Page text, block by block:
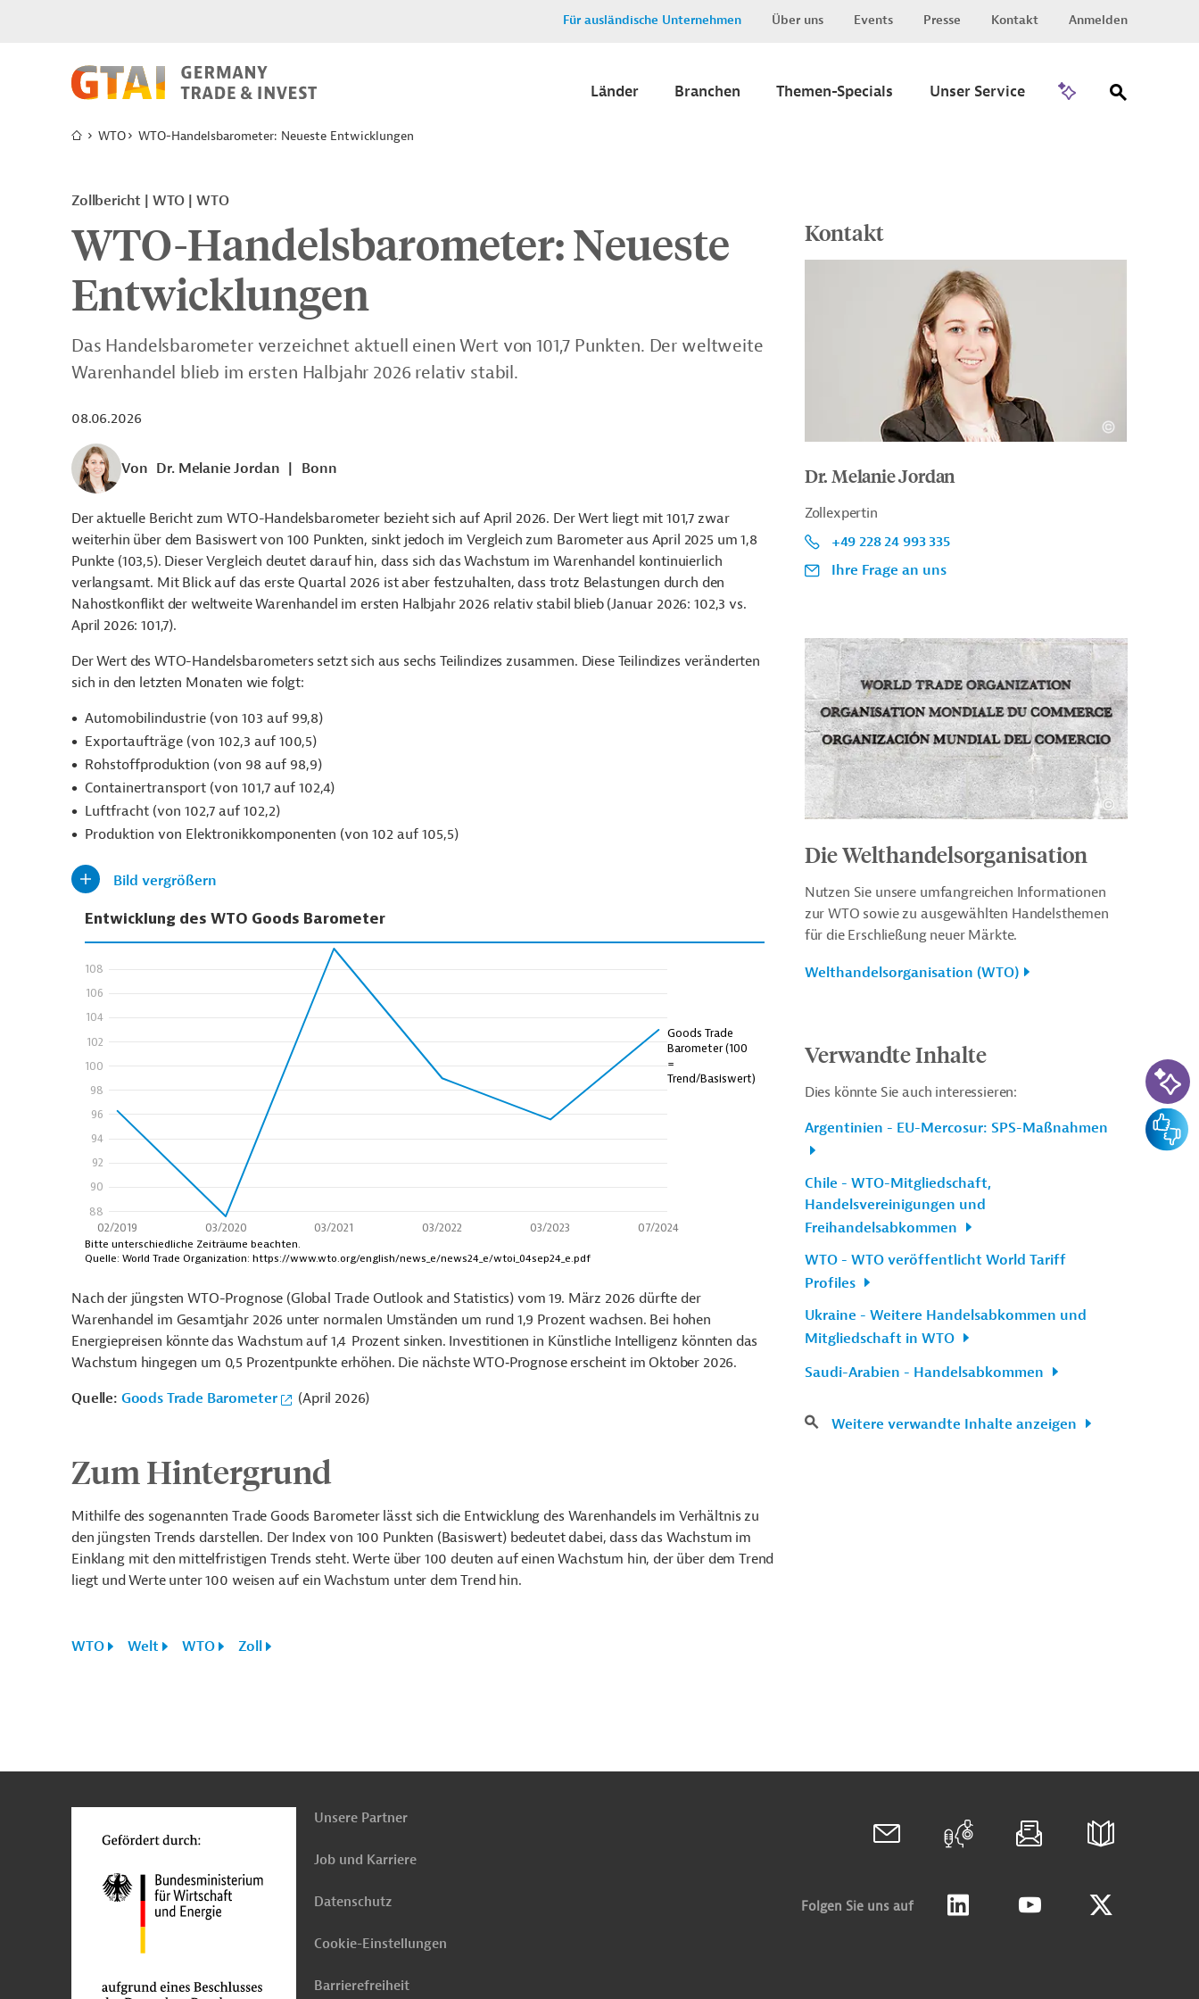
Für ausländische Unternehmen Über uns Events Presse Kontakt Anmelden
Länder Branchen Themen-Specials Unser Service
WTO WTO-Handelsbarometer: Neueste Entwicklungen
Zollbericht WTO WTO
WTO-Handelsbarometer: Neueste
Entwicklungen
Das Handelsbarometer verzeichnet aktuell einen Wert von 101,7 Punkten. Der weltweite
Warenhandel blieb im ersten Halbjahr 2026 relativ stabil.
08.06.2026
Von Dr. Melanie Jordan Bonn
Der aktuelle Bericht zum WTO-Handelsbarometer bezieht sich auf April 2026. Der Wert liegt mit 101,7 zwar
weiterhin über dem Basiswert von 100 Punkten, sinkt jedoch im Vergleich zum Barometer aus April 2025 um 1,8
Punkte (103,5). Dieser Vergleich deutet darauf hin, dass sich das Wachstum im Warenhandel kontinuierlich
verlangsamt. Mit Blick auf das erste Quartal 2026 ist aber festzuhalten, dass trotz Belastungen durch den
Nahostkonflikt der weltweite Warenhandel im ersten Halbjahr 2026 relativ stabil blieb (Januar 2026: 102,3 vs.
April 2026: 101,7).
Der Wert des WTO-Handelsbarometers setzt sich aus sechs Teilindizes zusammen. Diese Teilindizes veränderten
sich in den letzten Monaten wie folgt:
Automobilindustrie (von 103 auf 99,8)
Exportaufträge (von 102,3 auf 100,5)
Rohstoffproduktion (von 98 auf 98,9)
Containertransport (von 101,7 auf 102,4)
Luftfracht (von 102,7 auf 102,2)
Produktion von Elektronikkomponenten (von 102 auf 105,5)
Bild vergrößern
Nach der jüngsten WTO-Prognose (Global Trade Outlook and Statistics) vom 19. März 2026 dürfte der
Warenhandel im Gesamtjahr 2026 unter normalen Umständen um rund 1,9 Prozent wachsen. Bei hohen
Energiepreisen könnte das Wachstum auf 1,4 Prozent sinken. Investitionen in Künstliche Intelligenz könnten das
Wachstum hingegen um 0,5 Prozentpunkte erhöhen. Die nächste WTO‑Prognose erscheint im Oktober 2026.
Quelle: Goods Trade Barometer (April 2026)
Zum Hintergrund
Mithilfe des sogenannten Trade Goods Barometer lässt sich die Entwicklung des Warenhandels im Verhältnis zu
den jüngsten Trends darstellen. Der Index von 100 Punkten (Basiswert) bedeutet dabei, dass das Wachstum im
Einklang mit den mittelfristigen Trends steht. Werte über 100 deuten auf einen Wachstum hin, der über dem Trend
liegt und Werte unter 100 weisen auf ein Wachstum unter dem Trend hin.
WTO Welt WTO Zoll
Kontakt
Dr. Melanie Jordan
Zollexpertin
+49 228 24 993 335
Ihre Frage an uns
Die Welthandelsorganisation
Nutzen Sie unsere umfangreichen Informationen
zur WTO sowie zu ausgewählten Handelsthemen
für die Erschließung neuer Märkte.
Welthandelsorganisation (WTO)
Verwandte Inhalte
Dies könnte Sie auch interessieren:
Argentinien - EU-Mercosur: SPS-Maßnahmen
Chile - WTO-Mitgliedschaft,
Handelsvereinigungen und
Freihandelsabkommen
WTO - WTO veröffentlicht World Tariff
Profiles
Ukraine - Weitere Handelsabkommen und
Mitgliedschaft in WTO
Saudi-Arabien - Handelsabkommen
Weitere verwandte Inhalte anzeigen
oben
Unsere Partner
Job und Karriere
Datenschutz
Cookie-Einstellungen
Barrierefreiheit
Folgen Sie uns auf
KI-